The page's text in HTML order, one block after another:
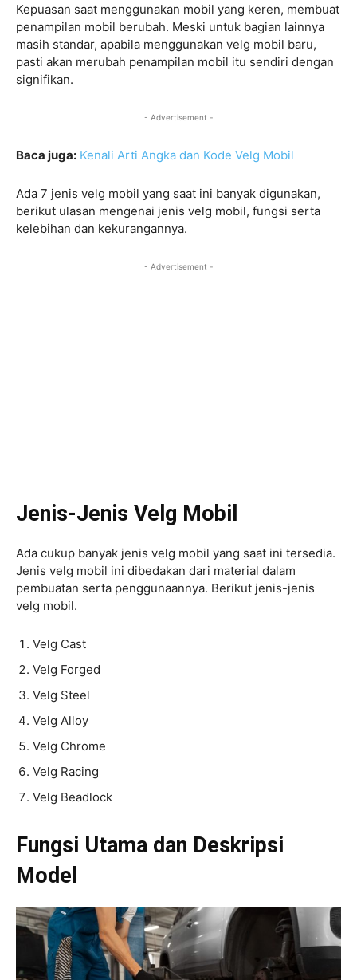
Kepuasan saat menggunakan mobil yang keren, membuat
penampilan mobil berubah. Meski untuk bagian lainnya
masih standar, apabila menggunakan velg mobil baru,
pasti akan merubah penampilan mobil itu sendiri dengan
signifikan.
- Advertisement -
Baca juga: Kenali Arti Angka dan Kode Velg Mobil
Ada 7 jenis velg mobil yang saat ini banyak digunakan,
berikut ulasan mengenai jenis velg mobil, fungsi serta
kelebihan dan kekurangannya.
- Advertisement -
Jenis-Jenis Velg Mobil
Ada cukup banyak jenis velg mobil yang saat ini tersedia.
Jenis velg mobil ini dibedakan dari material dalam
pembuatan serta penggunaannya. Berikut jenis-jenis
velg mobil.
Velg Cast
Velg Forged
Velg Steel
Velg Alloy
Velg Chrome
Velg Racing
Velg Beadlock
Fungsi Utama dan Deskripsi
Model